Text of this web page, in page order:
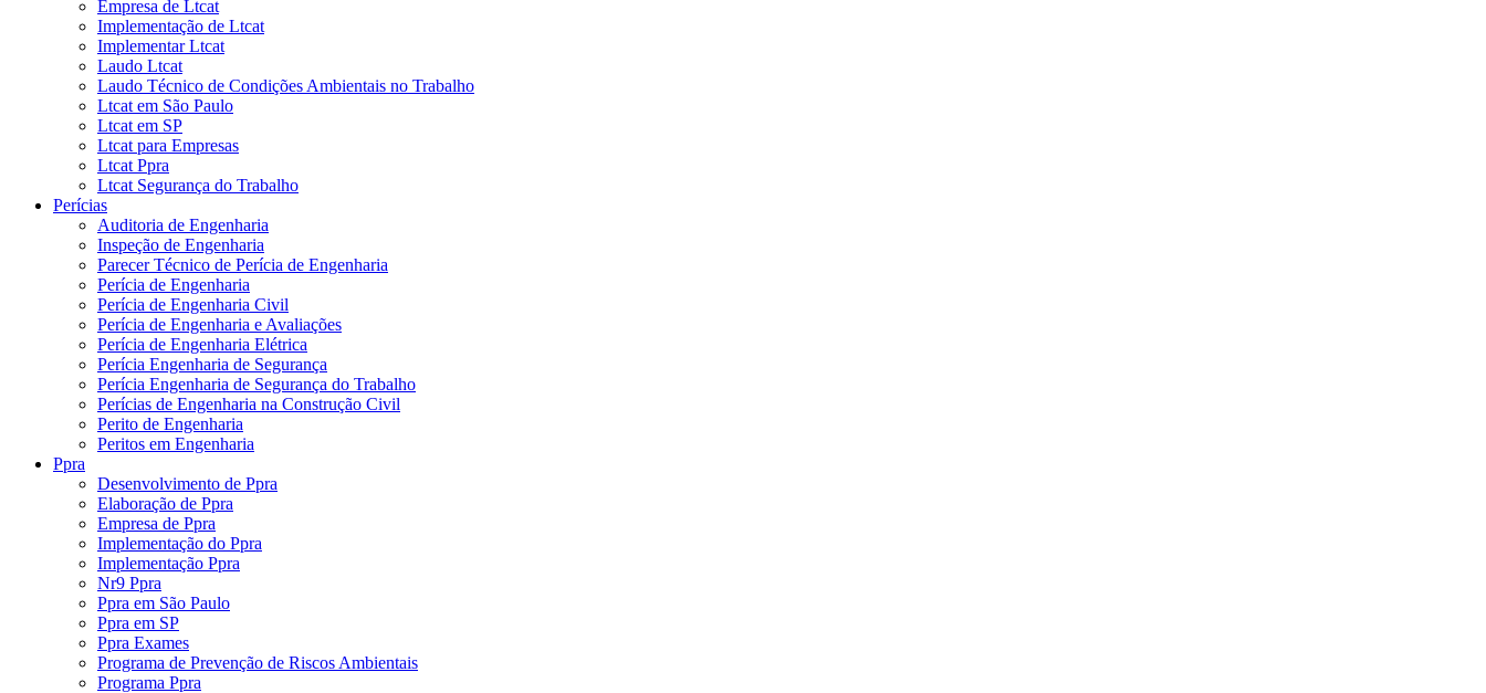
Empresa de Ltcat
Implementação de Ltcat
Implementar Ltcat
Laudo Ltcat
Laudo Técnico de Condições Ambientais no Trabalho
Ltcat em São Paulo
Ltcat em SP
Ltcat para Empresas
Ltcat Ppra
Ltcat Segurança do Trabalho
Perícias
Auditoria de Engenharia
Inspeção de Engenharia
Parecer Técnico de Perícia de Engenharia
Perícia de Engenharia
Perícia de Engenharia Civil
Perícia de Engenharia e Avaliações
Perícia de Engenharia Elétrica
Perícia Engenharia de Segurança
Perícia Engenharia de Segurança do Trabalho
Perícias de Engenharia na Construção Civil
Perito de Engenharia
Peritos em Engenharia
Ppra
Desenvolvimento de Ppra
Elaboração de Ppra
Empresa de Ppra
Implementação do Ppra
Implementação Ppra
Nr9 Ppra
Ppra em São Paulo
Ppra em SP
Ppra Exames
Programa de Prevenção de Riscos Ambientais
Programa Ppra